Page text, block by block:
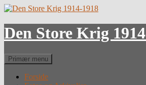
Hop
indhold
Den Store Krig
Søg
Primær menu
Forside